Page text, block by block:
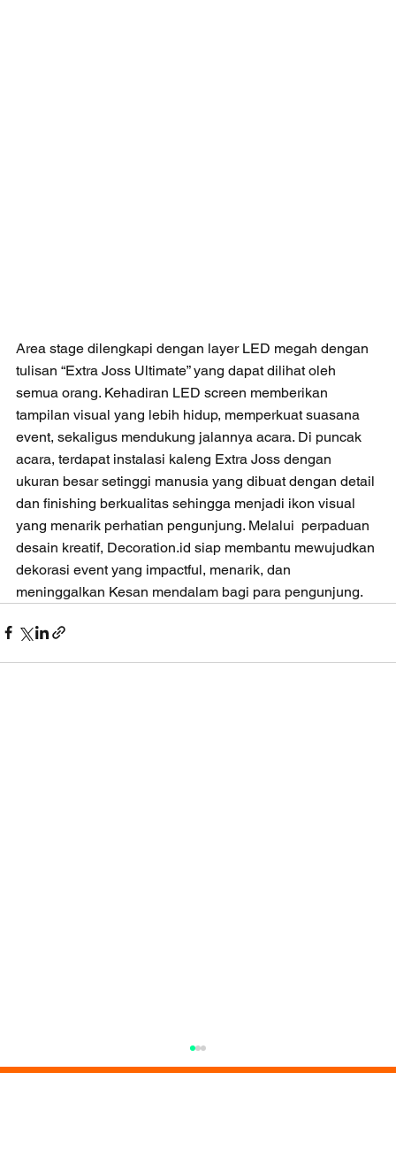
Area stage dilengkapi dengan layer LED megah dengan
tulisan “Extra Joss Ultimate” yang dapat dilihat oleh
semua orang. Kehadiran LED screen memberikan
tampilan visual yang lebih hidup, memperkuat suasana
event, sekaligus mendukung jalannya acara. Di puncak
acara, terdapat instalasi kaleng Extra Joss dengan
ukuran besar setinggi manusia yang dibuat dengan detail
dan finishing berkualitas sehingga menjadi ikon visual
yang menarik perhatian pengunjung. Melalui  perpaduan
desain kreatif, Decoration.id siap membantu mewujudkan
dekorasi event yang impactful, menarik, dan
meninggalkan Kesan mendalam bagi para pengunjung.